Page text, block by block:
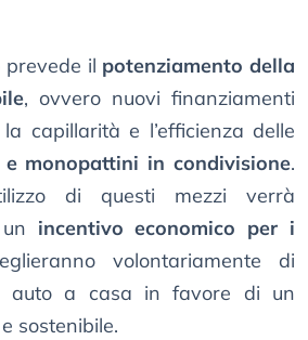
prevede il potenziamento della
, ovvero nuovi finanziamenti
capillarità e l’efficienza delle
e monopattini in condivisione.
di questi mezzi verrà
incentivo economico per i
volontariamente di
auto a casa in favore di un
sostenibile.